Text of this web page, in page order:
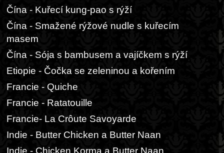
Čína - Kuřecí kung-pao s rýží
Čína - Smažené rýžové nudle s kuřecím
masem
Čína - Sója s bambusem a vajíčkem s rýží
Etiopie - Čočka se zeleninou a kořením
Francie - Quiche
Francie - Ratatouille
Francie- La Crôute Savoyarde
Indie - Butter Chicken a Butter Naan
Indie - Chicken Korma a Butter Naan